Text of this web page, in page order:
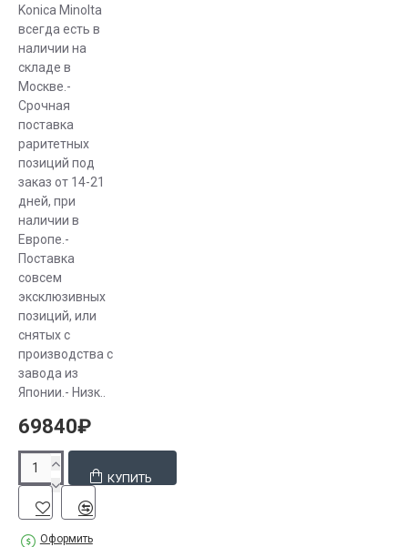
Konica Minolta
всегда есть в
наличии на
складе в
Москве.-
Срочная
поставка
раритетных
позиций под
заказ от 14-21
дней, при
наличии в
Европе.-
Поставка
совсем
эксклюзивных
позиций, или
снятых с
производства с
завода из
Японии.- Низк..
69840₽
КУПИТЬ
Оформить